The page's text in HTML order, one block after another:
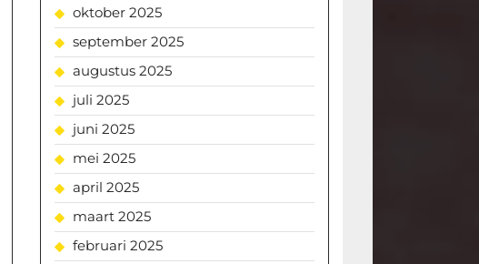
oktober 2025
september 2025
augustus 2025
juli 2025
juni 2025
mei 2025
april 2025
maart 2025
februari 2025